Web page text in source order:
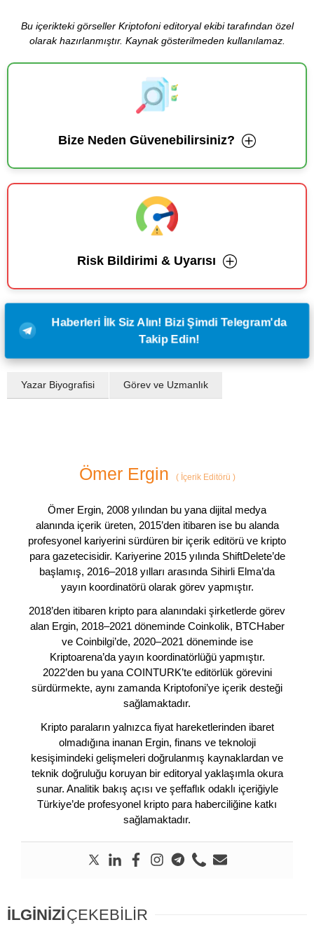
Bu içerikteki görseller Kriptofoni editoryal ekibi tarafından özel
olarak hazırlanmıştır. Kaynak gösterilmeden kullanılamaz.
Bize Neden Güvenebilirsiniz?
Risk Bildirimi & Uyarısı
Haberleri İlk Siz Alın! Bizi Şimdi Telegram'da
Takip Edin!
Yazar Biyografisi Görev ve Uzmanlık
Ömer Ergin (İçerik Editörü )
Ömer Ergin, 2008 yılından bu yana dijital medya
alanında içerik üreten, 2015’den itibaren ise bu alanda
profesyonel kariyerini sürdüren bir içerik editörü ve kripto
para gazetecisidir. Kariyerine 2015 yılında ShiftDelete’de
başlamış, 2016–2018 yılları arasında Sihirli Elma’da
yayın koordinatörü olarak görev yapmıştır.
2018’den itibaren kripto para alanındaki şirketlerde görev
alan Ergin, 2018–2021 döneminde Coinkolik, BTCHaber
ve Coinbilgi’de, 2020–2021 döneminde ise
Kriptoarena’da yayın koordinatörlüğü yapmıştır.
2022’den bu yana COINTURK’te editörlük görevini
sürdürmekte, aynı zamanda Kriptofoni’ye içerik desteği
sağlamaktadır.
Kripto paraların yalnızca fiyat hareketlerinden ibaret
olmadığına inanan Ergin, finans ve teknoloji
kesişimindeki gelişmeleri doğrulanmış kaynaklardan ve
teknik doğruluğu koruyan bir editoryal yaklaşımla okura
sunar. Analitik bakış açısı ve şeffaflık odaklı içeriğiyle
Türkiye’de profesyonel kripto para haberciliğine katkı
sağlamaktadır.
İLGİNİZİÇEKEBİLİR